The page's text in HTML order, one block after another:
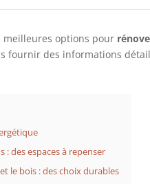
meilleures options pour
fournir des informations
: des espaces à repenser
le bois : des choix durables